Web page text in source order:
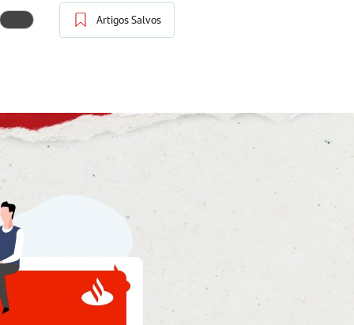
Artigos Salvos